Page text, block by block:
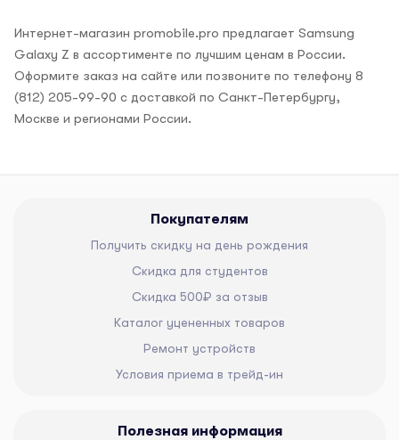
Интернет-магазин promobile.pro предлагает Samsung
Galaxy Z в ассортименте по лучшим ценам в России.
Оформите заказ на сайте или позвоните по телефону 8
(812) 205-99-90 с доставкой по Санкт-Петербургу,
Москве и регионами России.
Покупателям
Получить скидку на день рождения
Скидка для студентов
Скидка 500₽ за отзыв
Каталог уцененных товаров
Ремонт устройств
Условия приема в трейд-ин
Полезная информация